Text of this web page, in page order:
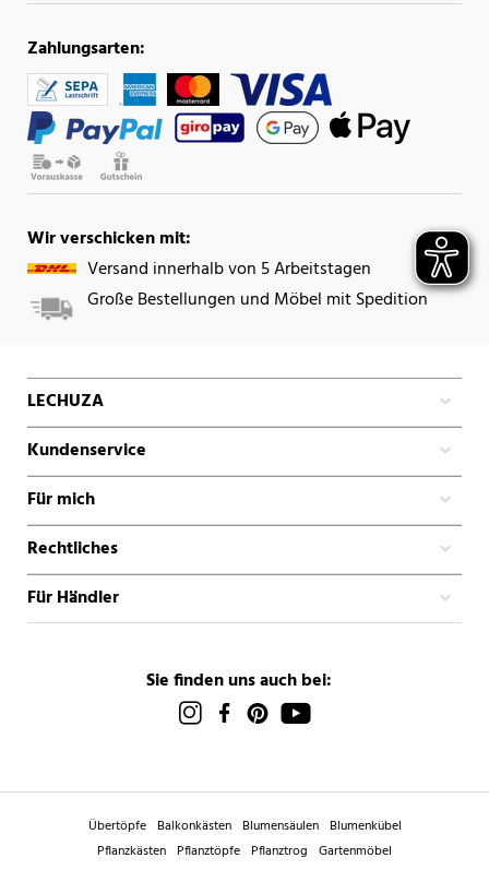
Zahlungsarten:
Wir verschicken mit:
Versand innerhalb von 5 Arbeitstagen
Große Bestellungen und Möbel mit Spedition
LECHUZA
Kundenservice
Für mich
Rechtliches
Für Händler
Sie finden uns auch bei:
Übertöpfe Balkonkästen Blumensäulen Blumenkübel
Pflanzkästen Pflanztöpfe Pflanztrog Gartenmöbel